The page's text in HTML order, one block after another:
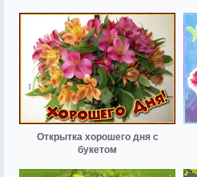
Открытка хорошего дня с
букетом